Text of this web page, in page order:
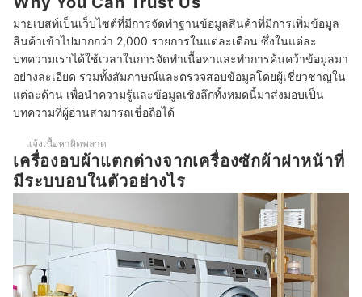
10 เครื่องอบผ้า ยี่ห้อไหนดี แห้งสนิท ไร้กลิ่นอับ
ควรแยกผ้าก่อนนำเข้าเครื่องอบผ้าหรือไม่
เครื่องอบผ้าทำความสะอาดอย่างไร
มายเบสท์เป็นเว็บไซต์ที่มีการจัดทำฐานข้อมูลสินค้าที่มีการเพิ่มข้อมูล
สินค้าเข้าไปมากกว่า 2,000 รายการในแต่ละเดือน ซึ่งในแต่ละ
บทความเราได้ใช้เวลาในการจัดทำเนื้อหาและทำการค้นคว้าข้อมูลมา
อย่างละเอียด รวมทั้งสัมภาษณ์และตรวจสอบข้อมูลโดยผู้เชี่ยวชาญใน
แต่ละด้าน เพื่อนำความรู้และข้อมูลเชิงลึกทั้งหมดนี้มาส่งมอบเป็น
บทความที่ผู้อ่านสามารถเชื่อถือได้
แจ้งเนื้อหาผิดพลาด
เครื่องอบผ้าแตกต่างจากเครื่องซักผ้าฝาหน้าที่
มีระบบอบในตัวอย่างไร